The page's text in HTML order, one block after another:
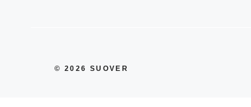
© 2026 SUOVER